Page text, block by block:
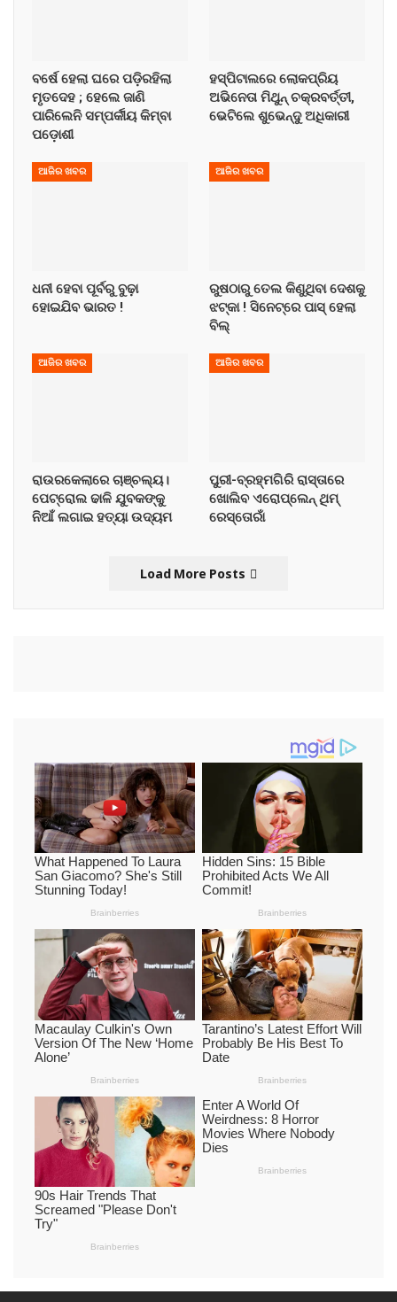
ବର୍ଷେ ହେଲା ଘରେ ପଡ଼ିରହିଲା
ମୃତଦେହ ; ହେଲେ ଜାଣି
ପାରିଲେନି ସମ୍ପର୍କୀୟ କିମ୍ବା
ପଡ଼ୋଶୀ
ହସ୍ପିଟାଲରେ ଲୋକପ୍ରିୟ
ଅଭିନେତା ମିଥୁନ୍ ଚକ୍ରବର୍ତ୍ତୀ,
ଭେଟିଲେ ଶୁଭେନ୍ଦୁ ଅଧିକାରୀ
ଆଜିର ଖବର
ଧନୀ ହେବା ପୂର୍ବରୁ ବୁଢ଼ା
ହୋଇଯିବ ଭାରତ !
ଆଜିର ଖବର
ରୁଷଠାରୁ ତେଲ କିଣୁଥିବା ଦେଶକୁ
ଝଟ୍‌କା ! ସିନେଟ୍‌ରେ ପାସ୍ ହେଲା
ବିଲ୍
ଆଜିର ଖବର
ରାଉରକେଲାରେ ଚାଞ୍ଚଲ୍ୟ।
ପେଟ୍ରୋଲ ଢାଳି ଯୁବକଙ୍କୁ
ନିଆଁ ଲଗାଇ ହତ୍ୟା ଉଦ୍ୟମ
ଆଜିର ଖବର
ପୁରୀ-ବ୍ରହ୍ମଗିରି ରାସ୍ତାରେ
ଖୋଲିବ ଏରୋପ୍ଲେନ୍‌ ଥିମ୍‌
ରେସ୍ତୋରାଁ
Load More Posts